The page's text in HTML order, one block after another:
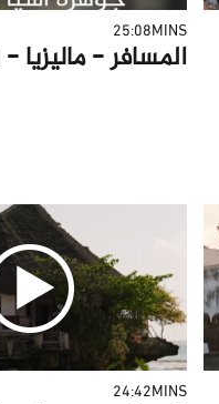
25:08MINS
المسافر - ماليزيا -
24:42MINS